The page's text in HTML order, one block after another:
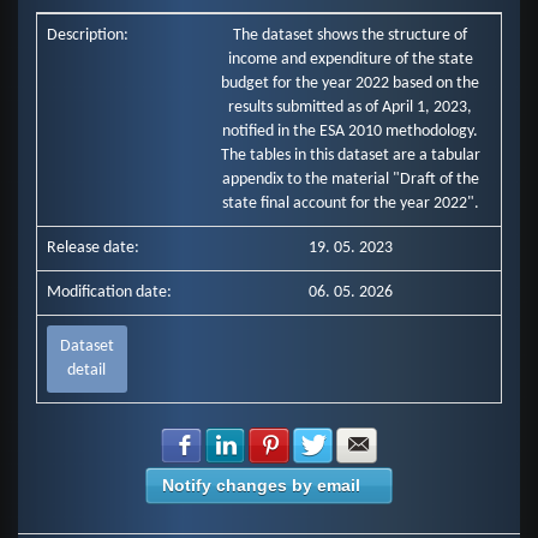
Granty a transfery (mill. Eur)
Mzdy, platy, služobné príjmy a ostatné osobné vyrovnania (mill. E…
Poistné a príspevok do poisťovní (mill. Eur)
Tovary a služby (mill. Eur)
Bežné transfery (mill. Eur)
Obstarávanie kapitálových aktív (mill. Eur)
Kapitálové transfery (mill. Eur)
Description:
The dataset shows the structure of
income and expenditure of the state
budget for the year 2022 based on the
results submitted as of April 1, 2023,
notified in the ESA 2010 methodology.
The tables in this dataset are a tabular
appendix to the material "Draft of the
state final account for the year 2022".
Release date: 19. 05. 2023
Modification date: 06. 05. 2026
Dataset
detail
Share with Facebook
Share with LinkedIn
Share with Pinterest
Share with Twitter
Notify changes by email